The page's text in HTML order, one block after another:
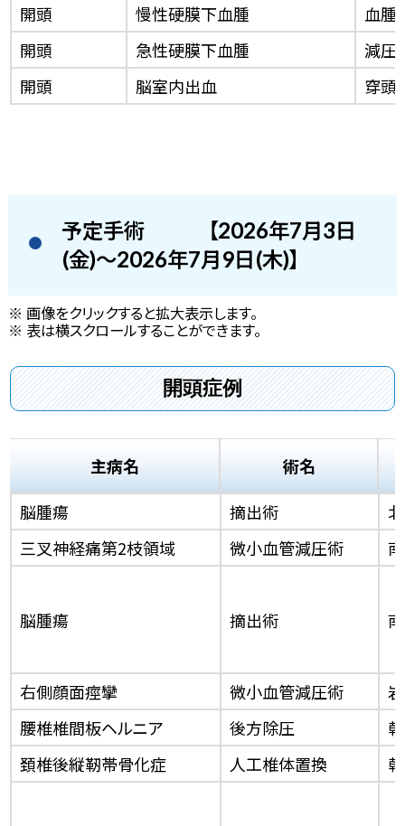
開頭
慢性硬膜下血腫
血腫
開頭
急性硬膜下血腫
減圧
開頭
脳室内出血 穿頭
予定手術
【2026年7月3日
(金)～2026年7月9日(木)】
※ 画像をクリックすると拡大表示します。
※ 表は横スクロールすることができます。
開頭症例
主病名
術名
脳腫瘍
摘出術
三叉神経痛第2枝領域
微小血管減圧術
脳腫瘍 摘出術
右側顔面痙攣 微小血管減圧術
腰椎椎間板ヘルニア
後方除圧
頚椎後縦靭帯骨化症
人工椎体置換